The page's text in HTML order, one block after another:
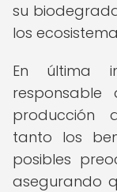
su
los
En última
producción
tanto los
posibles
asegurando